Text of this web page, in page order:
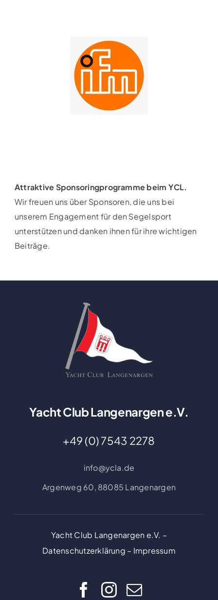
Attraktive Sponsoringprogramme beim YCL.
Wir freuen uns über Sponsoren, die uns bei
unserem Engagement für den Segelsport
unterstützen und danken ihnen für ihre wichtigen
Beiträge.
Yacht Club Langenargen e.V.
+49 (0) 7543 2278
info@ycla.de
Argenweg 60, 88085 Langenargen
Yacht Club Langenargen e.V. –
Datenschutzerklärung – Impressum